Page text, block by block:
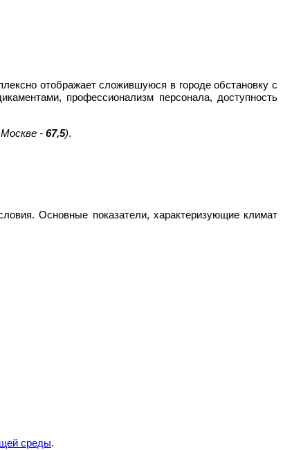
отображает сложившуюся в городе обстановку с
профессионализм персонала, доступность
Москве - 67,5).
Основные показатели, характеризующие климат
среды.